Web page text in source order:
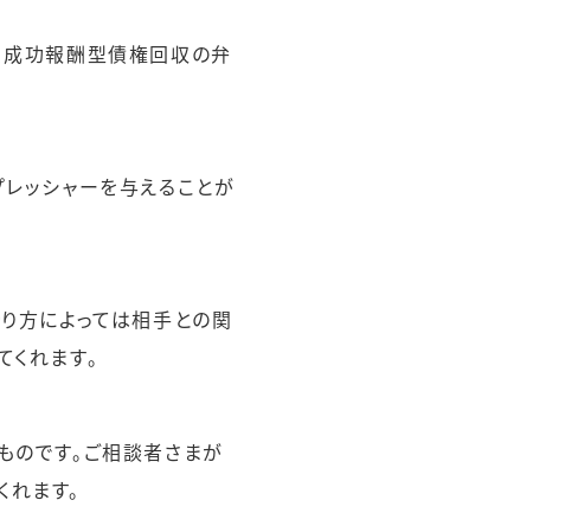
功報酬型債権回収の弁
ッシャーを与えることが
方によっては相手との関
れます。
です。ご相談者さまが
ます。